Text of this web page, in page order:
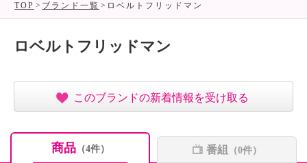
TOP ブランド一覧 ロベルトフリッドマン
ロベルトフリッドマン
このブランドの新着情報を受け取る
商品（4件） 番組 （0件）